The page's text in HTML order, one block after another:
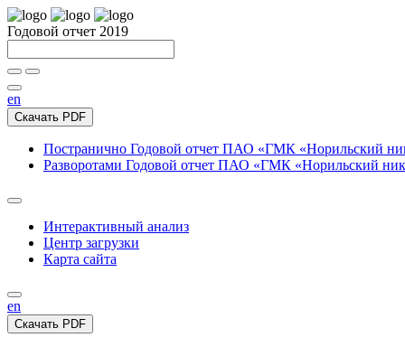
Годовой отчет 2019
en
Скачать PDF
Постранично Годовой отчет ПАО «ГМК «Норильский
Разворотами Годовой отчет ПАО «ГМК «Норильский
Интерактивный анализ
Центр загрузки
Карта сайта
en
Скачать PDF